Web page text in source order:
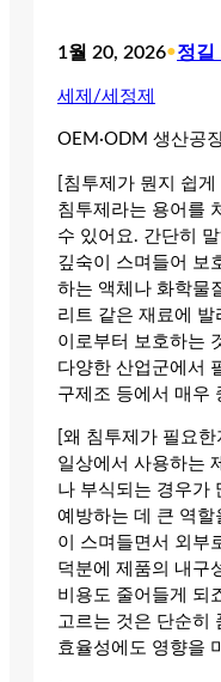
1월 20, 2026•정길
세제/세정제
OEM·ODM 생산공
[침투제가 뭔지 쉽게
침투제라는 용어를
수 있어요. 간단히
깊숙이 스며들어 보
하는 액체나 화학물
리트 같은 재료에
이로부터 보호하는
다양한 산업군에서
구제조 등에서 매우
[왜 침투제가 필요한
일상에서 사용하는
나 부식되는 경우가
예방하는 데 큰 역할
이 스며들면서 외부
덕분에 제품의 내구
비용도 줄어들게 되
고르는 것은 단순히
효율성에도 영향을